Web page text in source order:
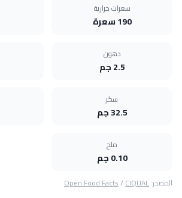
سعرات حرارية
190 سعرة
دهون
2.5 جم
سكر
32.5 جم
ملح
0.10 جم
المصدر: Open Food Facts/CIQUAL